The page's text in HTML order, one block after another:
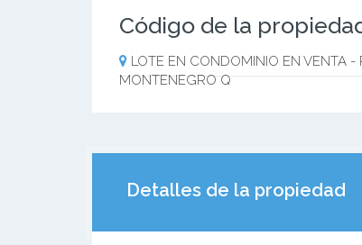
Código de la
LOTE EN CONDOMINIO EN VENTA -
MONTENEGRO Q
Detalles de la propiedad